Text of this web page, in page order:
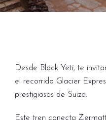
Desde Black Yeti, te
el recorrido Glacier
prestigiosos de Suiza.
Este tren conecta